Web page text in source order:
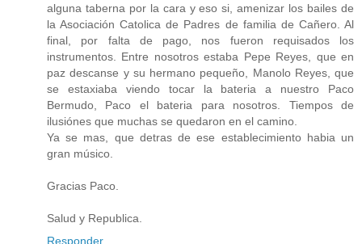
alguna taberna por la cara y eso si, amenizar los bailes de
la Asociación Catolica de Padres de familia de Cañero. Al
final, por falta de pago, nos fueron requisados los
instrumentos. Entre nosotros estaba Pepe Reyes, que en
paz descanse y su hermano pequeño, Manolo Reyes, que
se estaxiaba viendo tocar la bateria a nuestro Paco
Bermudo, Paco el bateria para nosotros. Tiempos de
ilusiónes que muchas se quedaron en el camino.
Ya se mas, que detras de ese establecimiento habia un
gran músico.
Gracias Paco.
Salud y Republica.
Responder